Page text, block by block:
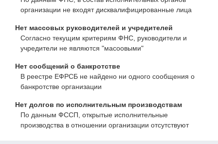
организации не входят дисквалифицированные лица
Нет массовых руководителей и учредителей
Согласно текущим критериям ФНС, руководители и
учредители не являются "масоовыми"
Нет сообщений о банкротстве
В реестре ЕФРСБ не найдено ни одного сообщения о
банкротстве организации
Нет долгов по исполнительным производствам
По данным ФССП, открытые исполнительные
производства в отношении организации отсутствуют